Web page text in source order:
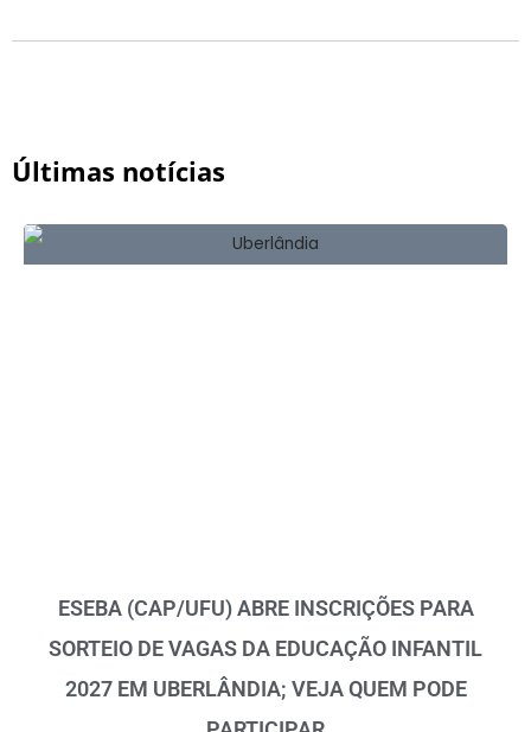
Últimas notícias
ESEBA (CAP/UFU) ABRE INSCRIÇÕES PARA
SORTEIO DE VAGAS DA EDUCAÇÃO INFANTIL
2027 EM UBERLÂNDIA; VEJA QUEM PODE